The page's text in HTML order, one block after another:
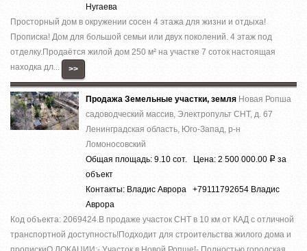
Нугаева
Просторный дом в окружении сосен 4 этажа для жизни и отдыха!
Прописка! Дом для большой семьи или двух поколений. 4 этаж под
отделку.Продаётся жилой дом 250 м² на участке 7 соток настоящая
находка дл...
>>
Продажа Земельные участки, земля Новая Ропша
садоводческий массив, Электропульт СНТ, д. 67
Ленинградская область, Юго-Запад, р-н
Ломоносовский
Общая площадь: 9.10 сот. Цена: 2 500 000.00 Р за
объект
Контакты: Владис Аврора +79111792654 Владис
Аврора
Код объекта: 2069424.В продаже участок СНТ в 10 км от КАД с отличной
транспортной доступность!Подходит для строительства жилого дома и